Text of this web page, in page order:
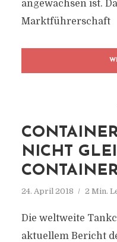
angewachsen ist.
Marktführerschaft
NICHT
24. April 2018 2 Min.
Die weltweite
aktuellem Bericht